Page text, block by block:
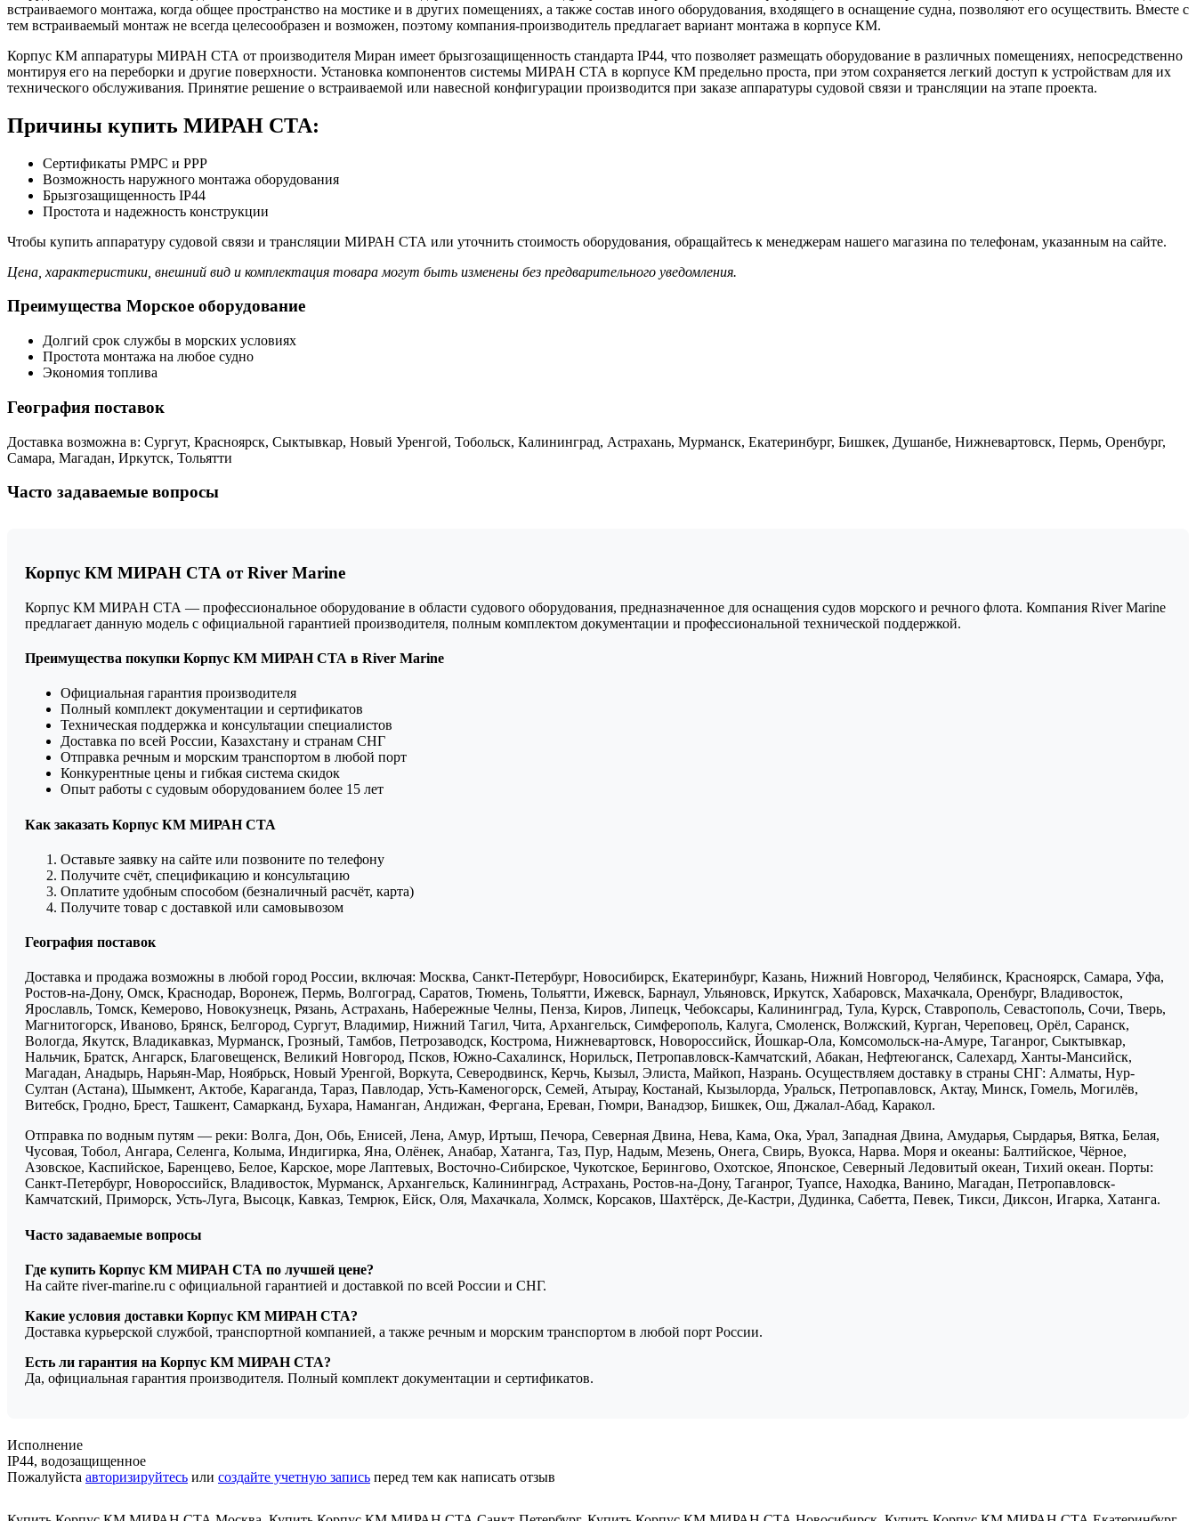
встраиваемого монтажа, когда общее пространство на мостике и в других помещениях, а также состав иного оборудования, входящего в оснащение судна, позволяют его осуществить. Вместе с
тем встраиваемый монтаж не всегда целесообразен и возможен, поэтому компания-производитель предлагает вариант монтажа в корпусе КМ.
Корпус КМ аппаратуры МИРАН СТА от производителя Миран имеет брызгозащищенность стандарта IP44, что позволяет размещать оборудование в различных помещениях, непосредственно
монтируя его на переборки и другие поверхности. Установка компонентов системы МИРАН СТА в корпусе КМ предельно проста, при этом сохраняется легкий доступ к устройствам для их
технического обслуживания. Принятие решение о встраиваемой или навесной конфигурации производится при заказе аппаратуры судовой связи и трансляции на этапе проекта.
Причины купить МИРАН СТА:
Сертификаты РМРС и РРР
Возможность наружного монтажа оборудования
Брызгозащищенность IP44
Простота и надежность конструкции
Чтобы купить аппаратуру судовой связи и трансляции МИРАН СТА или уточнить стоимость оборудования, обращайтесь к менеджерам нашего магазина по телефонам, указанным на сайте.
Цена, характеристики, внешний вид и комплектация товара могут быть изменены без предварительного уведомления.
Преимущества Морское оборудование
Долгий срок службы в морских условиях
Простота монтажа на любое судно
Экономия топлива
География поставок
Доставка возможна в: Сургут, Красноярск, Сыктывкар, Новый Уренгой, Тобольск, Калининград, Астрахань, Мурманск, Екатеринбург, Бишкек, Душанбе, Нижневартовск, Пермь, Оренбург,
Самара, Магадан, Иркутск, Тольятти
Часто задаваемые вопросы
Корпус КМ МИРАН СТА от River Marine
Корпус КМ МИРАН СТА — профессиональное оборудование в области судового оборудования, предназначенное для оснащения судов морского и речного флота. Компания River Marine
предлагает данную модель с официальной гарантией производителя, полным комплектом документации и профессиональной технической поддержкой.
Преимущества покупки Корпус КМ МИРАН СТА в River Marine
Официальная гарантия производителя
Полный комплект документации и сертификатов
Техническая поддержка и консультации специалистов
Доставка по всей России, Казахстану и странам СНГ
Отправка речным и морским транспортом в любой порт
Конкурентные цены и гибкая система скидок
Опыт работы с судовым оборудованием более 15 лет
Как заказать Корпус КМ МИРАН СТА
Оставьте заявку на сайте или позвоните по телефону
Получите счёт, спецификацию и консультацию
Оплатите удобным способом (безналичный расчёт, карта)
Получите товар с доставкой или самовывозом
География поставок
Доставка и продажа возможны в любой город России, включая: Москва, Санкт-Петербург, Новосибирск, Екатеринбург, Казань, Нижний Новгород, Челябинск, Красноярск, Самара, Уфа,
Ростов-на-Дону, Омск, Краснодар, Воронеж, Пермь, Волгоград, Саратов, Тюмень, Тольятти, Ижевск, Барнаул, Ульяновск, Иркутск, Хабаровск, Махачкала, Оренбург, Владивосток,
Ярославль, Томск, Кемерово, Новокузнецк, Рязань, Астрахань, Набережные Челны, Пенза, Киров, Липецк, Чебоксары, Калининград, Тула, Курск, Ставрополь, Севастополь, Сочи, Тверь,
Магнитогорск, Иваново, Брянск, Белгород, Сургут, Владимир, Нижний Тагил, Чита, Архангельск, Симферополь, Калуга, Смоленск, Волжский, Курган, Череповец, Орёл, Саранск,
Вологда, Якутск, Владикавказ, Мурманск, Грозный, Тамбов, Петрозаводск, Кострома, Нижневартовск, Новороссийск, Йошкар-Ола, Комсомольск-на-Амуре, Таганрог, Сыктывкар,
Нальчик, Братск, Ангарск, Благовещенск, Великий Новгород, Псков, Южно-Сахалинск, Норильск, Петропавловск-Камчатский, Абакан, Нефтеюганск, Салехард, Ханты-Мансийск,
Магадан, Анадырь, Нарьян-Мар, Ноябрьск, Новый Уренгой, Воркута, Северодвинск, Керчь, Кызыл, Элиста, Майкоп, Назрань. Осуществляем доставку в страны СНГ: Алматы, Нур-
Султан (Астана), Шымкент, Актобе, Караганда, Тараз, Павлодар, Усть-Каменогорск, Семей, Атырау, Костанай, Кызылорда, Уральск, Петропавловск, Актау, Минск, Гомель, Могилёв,
Витебск, Гродно, Брест, Ташкент, Самарканд, Бухара, Наманган, Андижан, Фергана, Ереван, Гюмри, Ванадзор, Бишкек, Ош, Джалал-Абад, Каракол.
Отправка по водным путям — реки: Волга, Дон, Обь, Енисей, Лена, Амур, Иртыш, Печора, Северная Двина, Нева, Кама, Ока, Урал, Западная Двина, Амударья, Сырдарья, Вятка, Белая,
Чусовая, Тобол, Ангара, Селенга, Колыма, Индигирка, Яна, Олёнек, Анабар, Хатанга, Таз, Пур, Надым, Мезень, Онега, Свирь, Вуокса, Нарва. Моря и океаны: Балтийское, Чёрное,
Азовское, Каспийское, Баренцево, Белое, Карское, море Лаптевых, Восточно-Сибирское, Чукотское, Берингово, Охотское, Японское, Северный Ледовитый океан, Тихий океан. Порты:
Санкт-Петербург, Новороссийск, Владивосток, Мурманск, Архангельск, Калининград, Астрахань, Ростов-на-Дону, Таганрог, Туапсе, Находка, Ванино, Магадан, Петропавловск-
Камчатский, Приморск, Усть-Луга, Высоцк, Кавказ, Темрюк, Ейск, Оля, Махачкала, Холмск, Корсаков, Шахтёрск, Де-Кастри, Дудинка, Сабетта, Певек, Тикси, Диксон, Игарка, Хатанга.
Часто задаваемые вопросы
Где купить Корпус КМ МИРАН СТА по лучшей цене?
На сайте river-marine.ru с официальной гарантией и доставкой по всей России и СНГ.
Какие условия доставки Корпус КМ МИРАН СТА?
Доставка курьерской службой, транспортной компанией, а также речным и морским транспортом в любой порт России.
Есть ли гарантия на Корпус КМ МИРАН СТА?
Да, официальная гарантия производителя. Полный комплект документации и сертификатов.
Исполнение
IP44, водозащищенное
Пожалуйста авторизируйтесь или создайте учетную запись перед тем как написать отзыв